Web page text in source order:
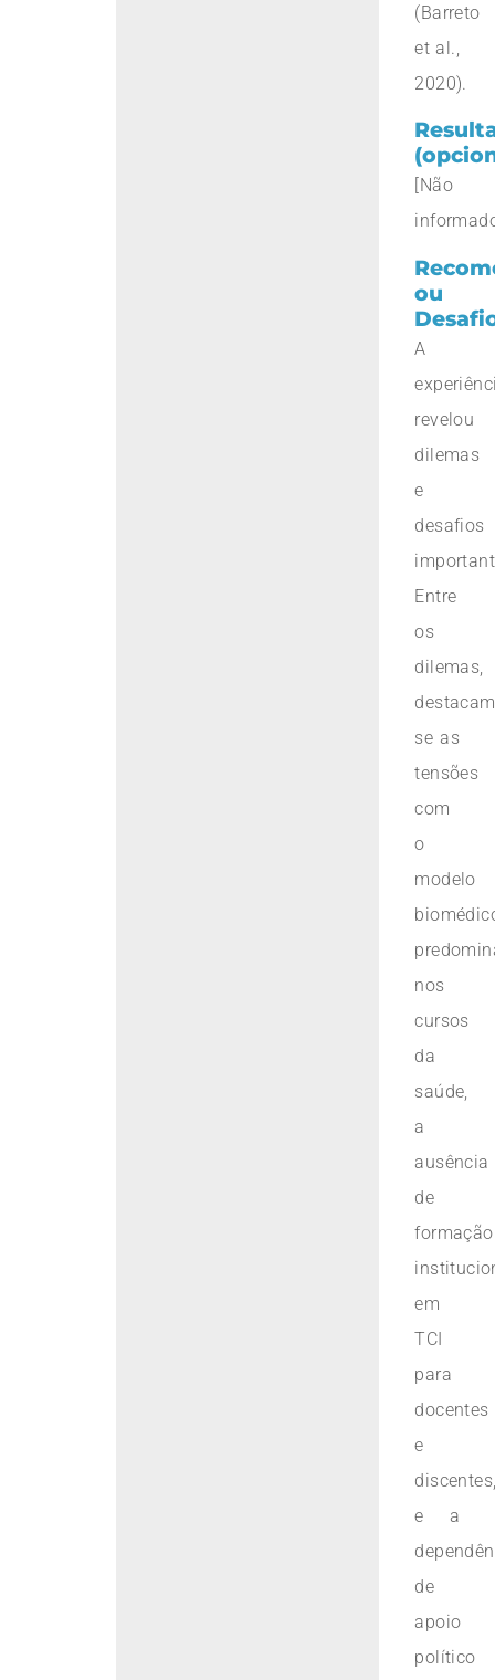
(Barreto
et al.,
2020).
[Não
ou
A
revelou
dilemas
e
desafios
Entre
os
dilemas,
se as
tensões
com
o
modelo
nos
cursos
da
saúde,
a
ausência
de
formação
em
TCI
para
docentes
e
e a
de
apoio
político